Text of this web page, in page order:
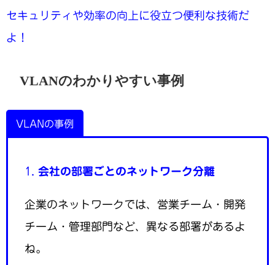
セキュリティや効率の向上に役立つ便利な技術だ
よ！
VLANのわかりやすい事例
VLANの事例
1. 会社の部署ごとのネットワーク分離
企業のネットワークでは、営業チーム・開発
チーム・管理部門など、異なる部署があるよ
ね。